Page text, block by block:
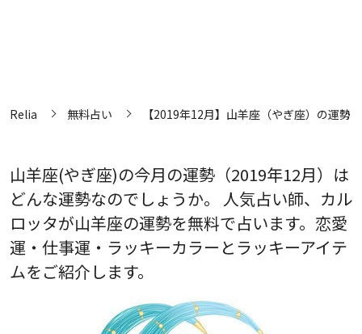
Relia 無料占い 【2019年12月】山羊座（やぎ座）の運勢
山羊座(やぎ座)の今月の運勢（2019年12月）は
どんな運勢なのでしょうか。 人気占い師、カル
ロッタが山羊座の運勢を無料で占います。恋愛
運・仕事運・ラッキーカラーとラッキーアイテ
ムをご紹介します。